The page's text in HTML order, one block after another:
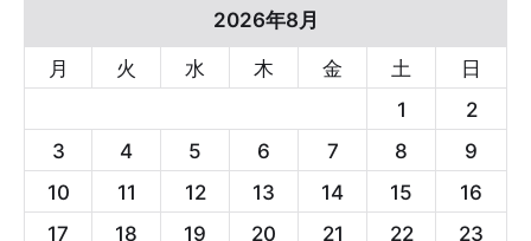
2026年8月
月 火 水 木 金 土
日
1
2
3
4 5 6 7 8
9
10
11 12 13 14 15
16
17
18 19 20 21 22 23